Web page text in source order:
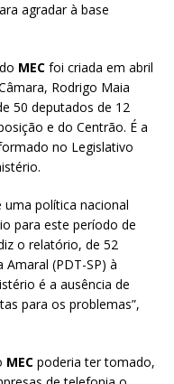
agradar à base
MEC foi criada em abril
Rodrigo Maia
50 deputados de 12
e do Centrão. É a
no Legislativo
política nacional
para este período de
o relatório, de 52
(PDT-SP) à
é a ausência de
para os problemas”,
MEC poderia ter tomado,